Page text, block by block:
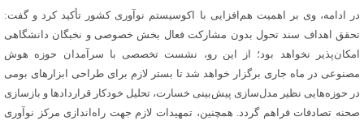
در ادامه، وی بر اهمیت هم‌افزایی با اکوسیستم نوآوری کشور تأکید کرد و گفت:
تحقق اهداف سند تحول بدون مشارکت فعال بخش خصوصی و نخبگان دانشگاهی
امکان‌پذیر نخواهد بود؛ از این رو، نشست تخصصی با سرآمدان حوزه هوش
مصنوعی در ماه جاری برگزار خواهد شد تا بستر لازم برای طراحی ابزارهای بومی
در حوزه‌هایی نظیر مدل‌سازی پیش‌بینی خسارت، تحلیل خودکار قراردادها و بازسازی
صحنه تصادفات فراهم گردد. همچنین، تمهیدات لازم جهت راه‌اندازی مرکز نوآوری